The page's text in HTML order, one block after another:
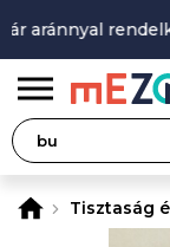
Tisztaság